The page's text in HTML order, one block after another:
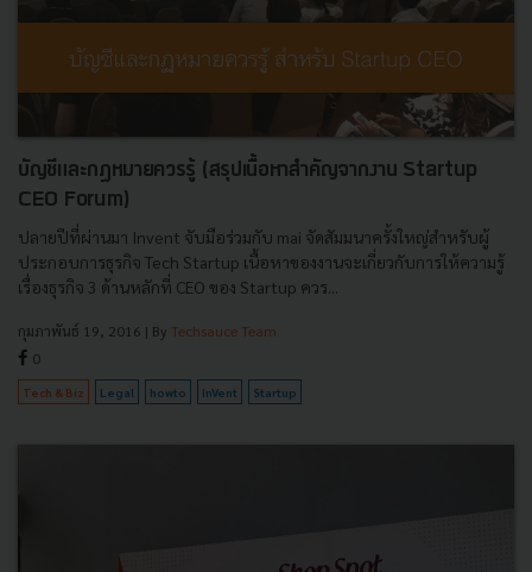
บัญชีและกฏหมายควรรู้ (สรุปเนื้อหาสำคัญจากงาน Startup
CEO Forum)
ปลายปีที่ผ่านมา Invent จับมือร่วมกับ mai จัดสัมมนาครั้งใหญ่สำหรับผู้
ประกอบการธุรกิจ Tech Startup เนื้อหาของงานจะเกี่ยวกับการให้ความรู้
เรื่องธุรกิจ 3 ด้านหลักที่ CEO ของ Startup ควร...
กุมภาพันธ์ 19, 2016 | By Techsauce Team
0
Tech & Biz Legal howto InVent Startup